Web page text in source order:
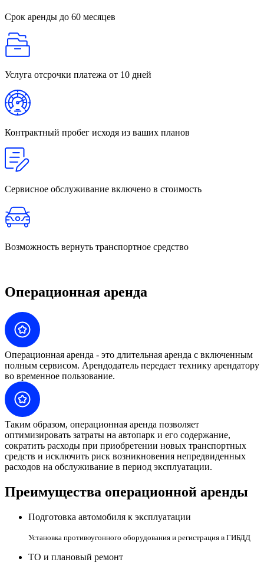
Срок аренды до 60 месяцев
Услуга отсрочки платежа от 10 дней
Контрактный пробег исходя из ваших планов
Сервисное обслуживание включено в стоимость
Возможность вернуть транспортное средство
Операционная аренда
Операционная аренда - это длительная аренда с включенным
полным сервисом. Арендодатель передает технику арендатору
во временное пользование.
Таким образом, операционная аренда позволяет
оптимизировать затраты на автопарк и его содержание,
сократить расходы при приобретении новых транспортных
средств и исключить риск возникновения непредвиденных
расходов на обслуживание в период эксплуатации.
Преимущества операционной аренды
Подготовка автомобиля к эксплуатации
Установка противоугонного оборудования и регистрация в ГИБДД
ТО и плановый ремонт